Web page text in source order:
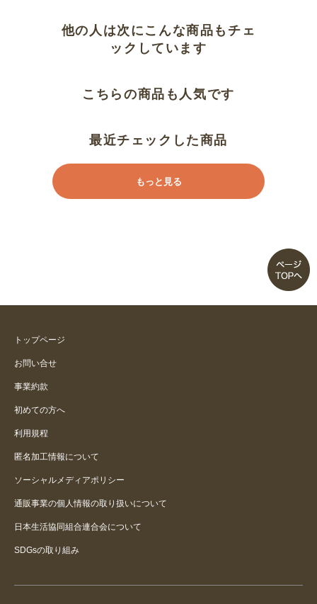
他の人は次にこんな商品もチェ
ックしています
こちらの商品も人気です
最近チェックした商品
もっと見る
トップページ
お問い合せ
事業約款
初めての方へ
利用規程
匿名加工情報について
ソーシャルメディアポリシー
通販事業の個人情報の取り扱いについて
日本生活協同組合連合会について
SDGsの取り組み